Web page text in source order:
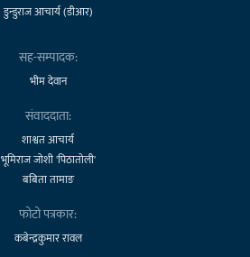
डुन्डुराज आचार्य (डीआर)
सह-सम्पादक:
भीम देवान
संवाददाता:
शाश्वत आचार्य
भूमिराज जोशी 'पिठातोली'
बबिता तामाङ
फोटो पत्रकार:
कबेन्द्रकुमार रावल